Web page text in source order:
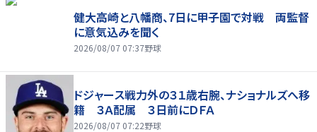
健大高崎と八幡商、7日に甲子園で対戦 両監督
に意気込みを聞く
2026/08/07 07:37野球
ドジャース戦力外の３１歳右腕、ナショナルズへ移
籍 ３Ａ配属 ３日前にＤＦＡ
2026/08/07 07:22野球